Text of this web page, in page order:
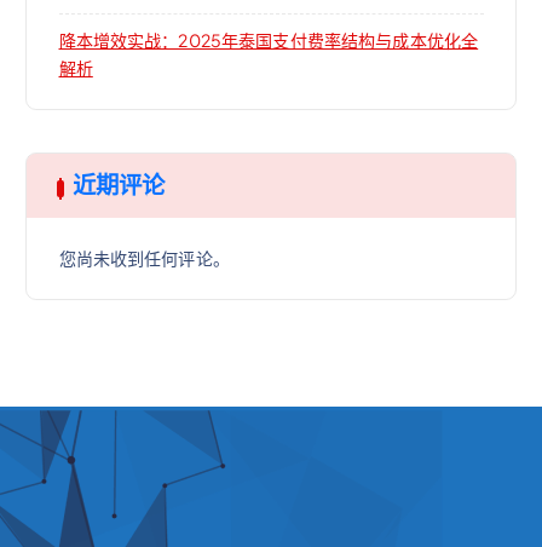
降本增效实战：2025年泰国支付费率结构与成本优化全
解析
近期评论
您尚未收到任何评论。